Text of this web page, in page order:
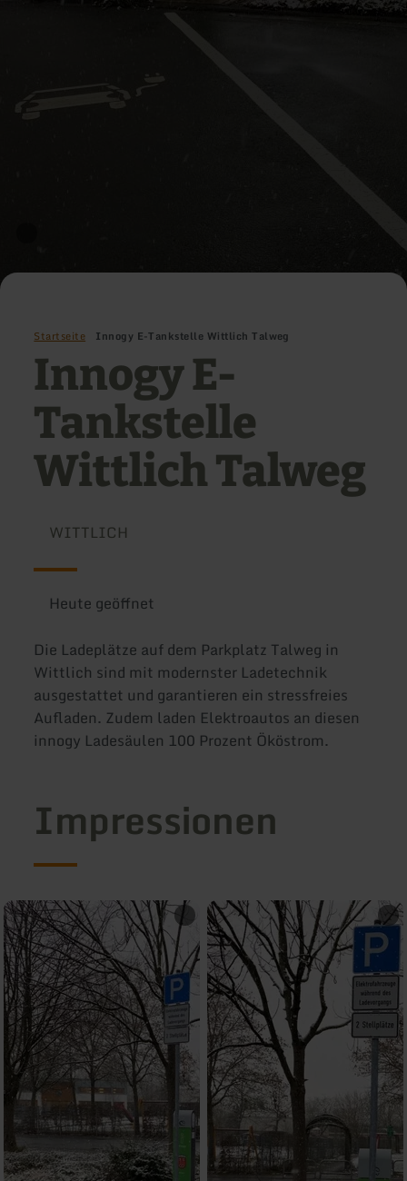
Startseite Innogy E-Tankstelle Wittlich Talweg
Innogy E-
Tankstelle
Wittlich Talweg
WITTLICH
Heute geöffnet
Die Ladeplätze auf dem Parkplatz Talweg in
Wittlich sind mit modernster Ladetechnik
ausgestattet und garantieren ein stressfreies
Aufladen. Zudem laden Elektroautos an diesen
innogy Ladesäulen 100 Prozent Ököstrom.
Impressionen